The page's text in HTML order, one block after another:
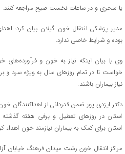
یا سحری و در ساعات نخست صبح مراجعه کنند.
مدیر پزشکی انتقال خون گیلان بیان کرد:
بوده و شرایط خاصی ندارد.
وی با بیان اینکه نیاز به خون و
خواست تا در تمام روزهای سال به ویژه سرد و
نیاز بیماران باشند.
استان در روزهای تعطیل و برفی هفته گذشته
استان برای کمک به بیماران نیازمند خون اهداء
مراکز انتقال خون رشت میدان فرهنگ خیابان